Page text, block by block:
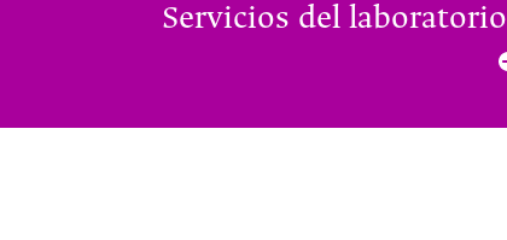
Servicios del laboratorio